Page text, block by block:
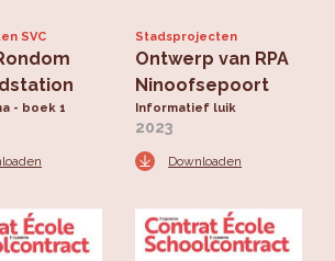
SVC
- boek 1
Stadsprojecten
Ontwerp van RPA
Ninoofsepoort
Informatief luik
2023
Downloaden